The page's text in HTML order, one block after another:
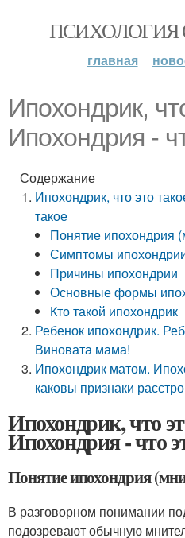
главная
Ипохондрик,
Ипохондрия -
Содержание
Ипохондрик, что это
такое
Понятие ипохондрия
Симптомы
Причины ипохондрии
Основные формы
Кто такой ипохондрик
Ребенок ипохондрик.
Виновата мама!
Ипохондрик матом.
каковы признаки
Ипохондрик, что
Ипохондрия - что
Понятие ипохондрия
В разговорном понимании
подозревают обычную